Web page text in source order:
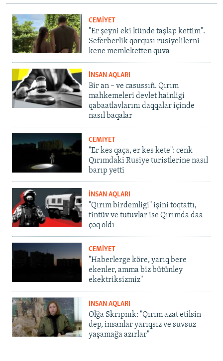
CEMİYET
"Er şeyni eki künde taşlap kettim".
Seferberlik qorqusı rusiyelilerni
kene memleketten quva
İNSAN AQLARI
Bir an – ve casussıñ. Qırım
mahkemeleri devlet hainligi
qabaatlavlarını daqqalar içinde
nasıl baqalar
CEMİYET
"Er kes qaça, er kes kete": cenk
Qırımdaki Rusiye turistlerine nasıl
barıp yetti
İNSAN AQLARI
"Qırım birdemligi" işini toqtattı,
tintüv ve tutuvlar ise Qırımda daa
çoq oldı
CEMİYET
"Haberlerge köre, yarıq bere
ekenler, amma biz bütünley
ekektriksizmiz"
İNSAN AQLARI
Olğa Skrıpnık: "Qırım azat etilsin
dep, insanlar yarıqsız ve suvsuz
yaşamağa azırlar"